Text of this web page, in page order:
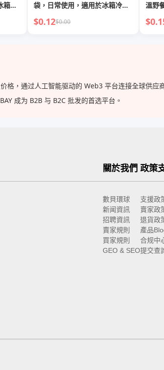
箱冷
物
袋，日常使用，適用於冰箱冷
藏、外賣食品與飲品配送、購物
$0.12$0.00
溫野
次性
格，通过人工智能驱动的 Web3 平台连接全球供
成为 B2B 与 B2C 批发的首选平台。
關於我們
數貝環球
新闻資訊
招聘資訊
賣家規則
買家規則
GEO & SEO
政策
支援政
賣家政
退貨政
產品
合规中
提交查